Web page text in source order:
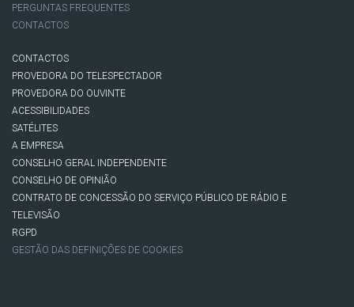
PERGUNTAS FREQUENTES
CONTACTOS
CONTACTOS
PROVEDORA DO TELESPECTADOR
PROVEDORA DO OUVINTE
ACESSIBILIDADES
SATÉLITES
A EMPRESA
CONSELHO GERAL INDEPENDENTE
CONSELHO DE OPINIÃO
CONTRATO DE CONCESSÃO DO SERVIÇO PÚBLICO DE RÁDIO E
TELEVISÃO
RGPD
GESTÃO DAS DEFINIÇÕES DE COOKIES